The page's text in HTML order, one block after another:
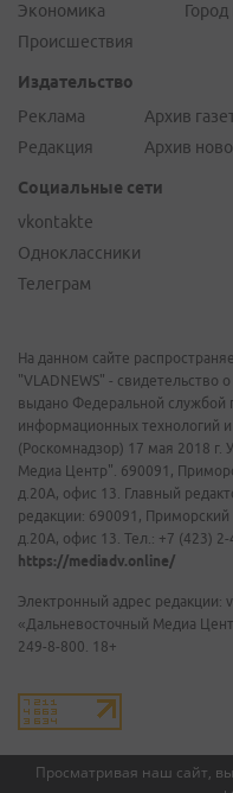
Просматривая наш сайт,
Экономика
Происшествия
Город
Издательство
Реклама
Редакция
Архив
Архив
Социальные сети
vkontakte
Одноклассники
Телеграм
На данном сайте
"VLADNEWS" -
выдано Федеральной службой
информационных технологий
(Роскомнадзор) 17 мая 2018
Медиа Центр". 690091,
д.20А, офис 13. Главный
редакции: 690091, Приморский
д.20А, офис 13. Тел.: +7 (423) 2-
https://mediadv.online/
Электронный адрес редакции:
«Дальневосточный Медиа
249-8-800. 18+